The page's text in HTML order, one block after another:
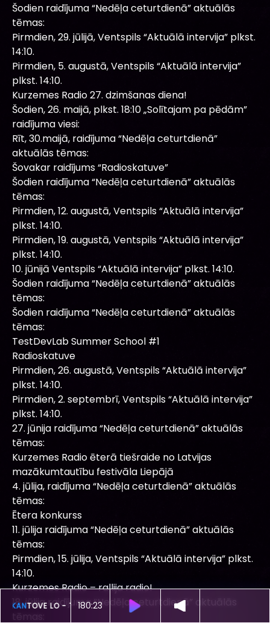
ŠOBRĪD SKAN TOVE LO - TALKING BODY
180:19
Šodien raidījuma “Nedēļa ceturtdienā” aktuālās
tēmas:
Pirmdien, 29. jūlijā, Ventspils “Aktuālā intervija” plkst.
14:10.
Pirmdien, 5. augustā, Ventspils “Aktuālā intervija”
plkst. 14:10.
Kurzemes Radio 27. dzimšanas diena!
Šodien, 26. maijā, plkst. 18:10 „Solītajam pa pēdām”
raidījuma viesi:
Rīt, 30.maijā, raidījuma “Nedēļa ceturtdienā”
aktuālās tēmas:
Šovakar raidījums “Radioskatuve”
Šodien raidījuma “Nedēļa ceturtdienā” aktuālās
tēmas:
Pirmdien, 12. augustā, Ventspils “Aktuālā intervija”
plkst. 14:10.
Pirmdien, 19. augustā, Ventspils “Aktuālā intervija”
plkst. 14:10.
10. jūnijā Ventspils “Aktuālā intervija” plkst. 14:10.
Šodien raidījuma “Nedēļa ceturtdienā” aktuālās
tēmas:
Šodien raidījuma “Nedēļa ceturtdienā” aktuālās
tēmas:
TestDevLab Summer School #1
Radioskatuve
Pirmdien, 26. augustā, Ventspils “Aktuālā intervija”
plkst. 14:10.
Pirmdien, 2. septembrī, Ventspils “Aktuālā intervija”
plkst. 14:10.
27. jūnija raidījuma “Nedēļa ceturtdienā” aktuālās
tēmas:
Kurzemes Radio ēterā tiešraide no Latvijas
mazākumtautību festivāla Liepājā
4. jūlija, raidījuma “Nedēļa ceturtdienā” aktuālās
tēmas:
Ētera konkurss
11. jūlija raidījuma “Nedēļa ceturtdienā” aktuālās
tēmas:
Pirmdien, 15. jūlija, Ventspils “Aktuālā intervija” plkst.
14:10.
Kurzemes Radio – rallija radio!
18. jūlija raidījuma “Nedēļa ceturtdienā” aktuālās
tēmas: